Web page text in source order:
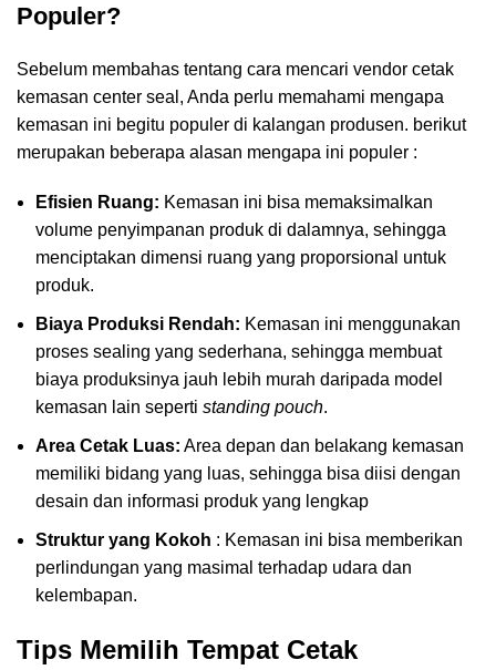
Populer?
Sebelum membahas tentang cara mencari vendor cetak
kemasan center seal, Anda perlu memahami mengapa
kemasan ini begitu populer di kalangan produsen. berikut
merupakan beberapa alasan mengapa ini populer :
Efisien Ruang: Kemasan ini bisa memaksimalkan
volume penyimpanan produk di dalamnya, sehingga
menciptakan dimensi ruang yang proporsional untuk
produk.
Biaya Produksi Rendah: Kemasan ini menggunakan
proses sealing yang sederhana, sehingga membuat
biaya produksinya jauh lebih murah daripada model
kemasan lain seperti standing pouch.
Area Cetak Luas: Area depan dan belakang kemasan
memiliki bidang yang luas, sehingga bisa diisi dengan
desain dan informasi produk yang lengkap
Struktur yang Kokoh : Kemasan ini bisa memberikan
perlindungan yang masimal terhadap udara dan
kelembapan.
Tips Memilih Tempat Cetak